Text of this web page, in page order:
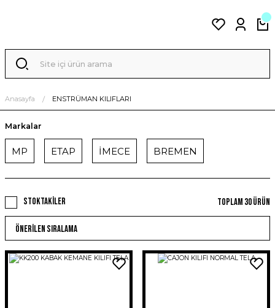
Anasayfa ENSTRÜMAN KILIFLARI
Markalar
MP ETAP İMECE BREMEN
Stoktakiler Toplam 30 ürün